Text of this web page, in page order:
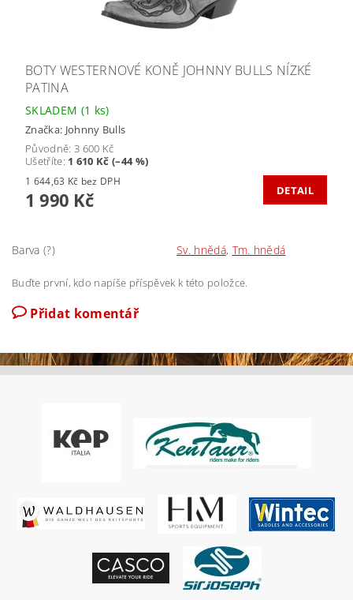
BOTY WESTERNOVÉ KONĚ JOHNNY BULLS NÍZKÉ
PATINA
SKLADEM (1 ks)
Značka: Johnny Bulls
Původně: 3 600 Kč
Ušetříte: 1 610 Kč (–44 %)
1 644,63 Kč bez DPH
1 990 Kč DETAIL
Barva (?) Sv. hnědá, Tm. hnědá
Buďte první, kdo napíše příspěvek k této položce.
Přidat komentář